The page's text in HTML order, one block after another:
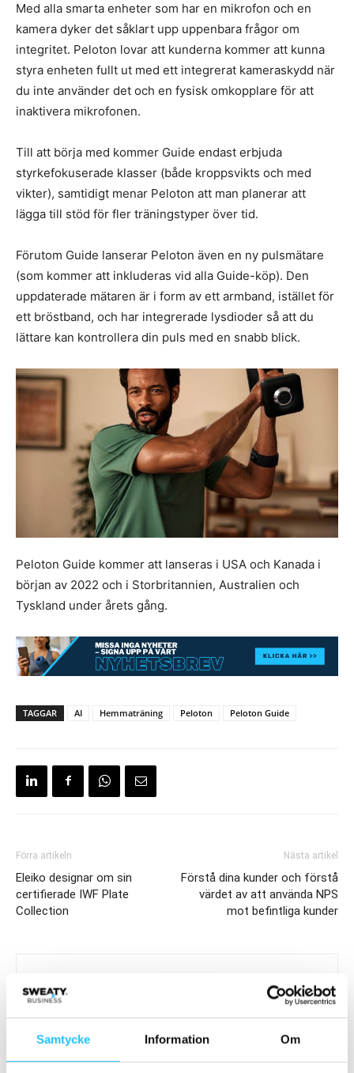
Samtycke Information Om
Med alla smarta enheter som har en mikrofon och en
kamera dyker det såklart upp uppenbara frågor om
integritet. Peloton lovar att kunderna kommer att kunna
styra enheten fullt ut med ett integrerat kameraskydd när
du inte använder det och en fysisk omkopplare för att
inaktivera mikrofonen.
Till att börja med kommer Guide endast erbjuda
styrkefokuserade klasser (både kroppsvikts och med
vikter), samtidigt menar Peloton att man planerar att
lägga till stöd för fler träningstyper över tid.
Förutom Guide lanserar Peloton även en ny pulsmätare
(som kommer att inkluderas vid alla Guide-köp). Den
uppdaterade mätaren är i form av ett armband, istället för
ett bröstband, och har integrerade lysdioder så att du
lättare kan kontrollera din puls med en snabb blick.
Peloton Guide kommer att lanseras i USA och Kanada i
början av 2022 och i Storbritannien, Australien och
Tyskland under årets gång.
TAGGAR AI Hemmaträning Peloton Peloton Guide
Förra artikeln
Eleiko designar om sin
certifierade IWF Plate
Collection
Nästa artikel
Förstå dina kunder och förstå
värdet av att använda NPS
mot befintliga kunder
Brian van den Brink